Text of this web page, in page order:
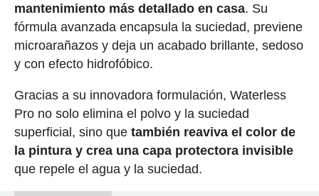
mantenimiento más detallado en casa. Su
fórmula avanzada encapsula la suciedad, previene
microarañazos y deja un acabado brillante, sedoso
y con efecto hidrofóbico.
Gracias a su innovadora formulación, Waterless
Pro no solo elimina el polvo y la suciedad
superficial, sino que también reaviva el color de
la pintura y crea una capa protectora invisible
que repele el agua y la suciedad.